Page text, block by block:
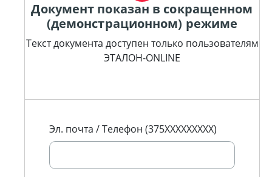
Документ показан в сокращенном
(демонстрационном) режиме
Текст документа доступен только пользователям
ЭТАЛОН-ONLINE
Эл. почта / Телефон (375XXXXXXXXX)